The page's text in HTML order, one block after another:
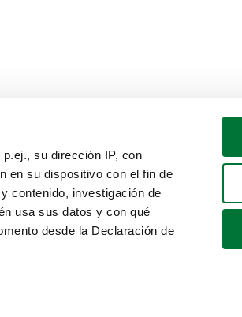
su dirección IP, con
en su dispositivo con el fin de
contenido, investigación de
usa sus datos y con qué
desde la Declaración de